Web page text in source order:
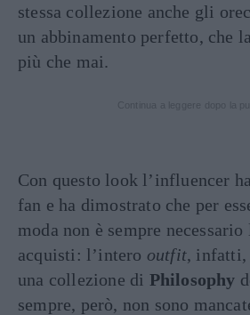
stessa collezione anche gli
un abbinamento perfetto, che
più che mai.
Con questo look l’influencer
fan e ha dimostrato che per
moda non è sempre
acquisti: l’intero outfit, infatti,
una collezione di Philosophy
sempre, però, non sono